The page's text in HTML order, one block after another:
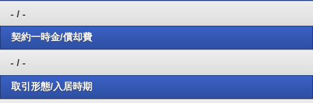
- / -
契約一時金/償却費
- / -
取引形態/入居時期